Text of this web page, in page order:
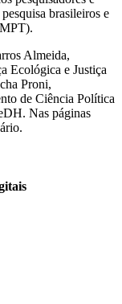
brasileiros e
Almeida,
Ecológica e Justiça
Proni,
de Ciência Política
Nas páginas